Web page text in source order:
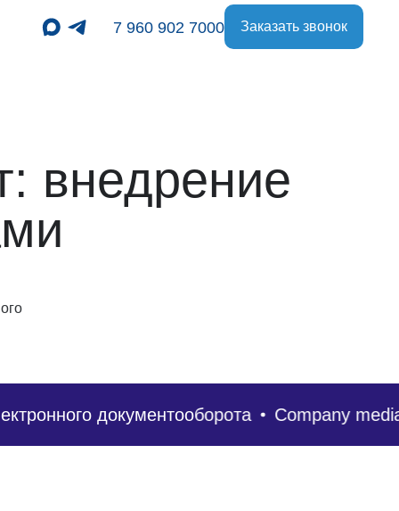
7 960 902 7000 Заказать звонок
внедрение
документооборота Company media